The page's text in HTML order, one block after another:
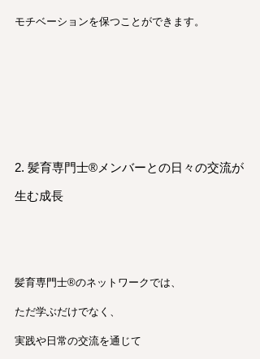
モチベーションを保つことができます。
2. 髪育専門士®︎メンバーとの日々の交流が
生む成長
髪育専門士®︎のネットワークでは、
ただ学ぶだけでなく、
実践や日常の交流を通じて